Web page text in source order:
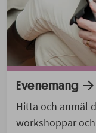
Evenemang
Hitta och anmäl
workshoppar